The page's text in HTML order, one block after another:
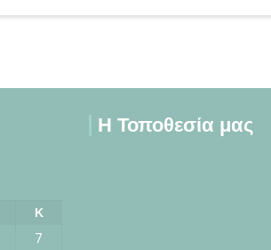
Κ
7
Η Τοποθεσία μας